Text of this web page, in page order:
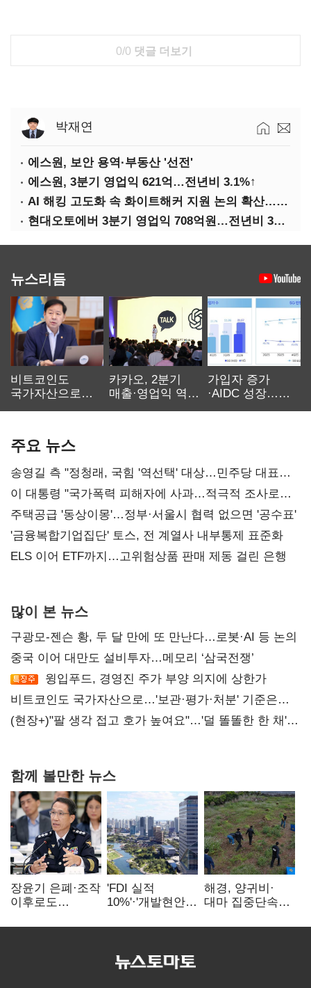
0/0 댓글 더보기
박재연
에스원, 보안 용역·부동산 '선전'
에스원, 3분기 영업익 621억…전년비 3.1%↑
AI 해킹 고도화 속 화이트해커 지원 논의 확산…'버그바운티' 재조명
현대오토에버 3분기 영업익 708억원…전년비 34.8%↑
뉴스리듬
비트코인도
국가자산으로…'
카카오, 2분기
매출·영업익 역대
가입자 증가
·AIDC 성장…
주요 뉴스
송영길 측 "정청래, 국힘 '역선택' 대상…민주당 대표로
총선 지휘 못해"
이 대통령 "국가폭력 피해자에 사과…적극적 조사로
진실 밝혀야"
주택공급 '동상이몽'…정부·서울시 협력 없으면 '공수표'
'금융복합기업집단' 토스, 전 계열사 내부통제 표준화
ELS 이어 ETF까지…고위험상품 판매 제동 걸린 은행
많이 본 뉴스
구광모-젠슨 황, 두 달 만에 또 만난다…로봇·AI 등 논의
중국 이어 대만도 설비투자…메모리 ‘삼국전쟁’
윙입푸드, 경영진 주가 부양 의지에 상한가
비트코인도 국가자산으로…'보관·평가·처분' 기준은
숙제
(현장+)"팔 생각 접고 호가 높여요"…'덜 똘똘한 한 채'
함께 볼만한 뉴스
장윤기 은폐·조작
이후로도
내부비위…경찰
'FDI 실적
10%'·'개발현안
인천경제청장
해경, 양귀비·
대마 집중단속…
249명 검거